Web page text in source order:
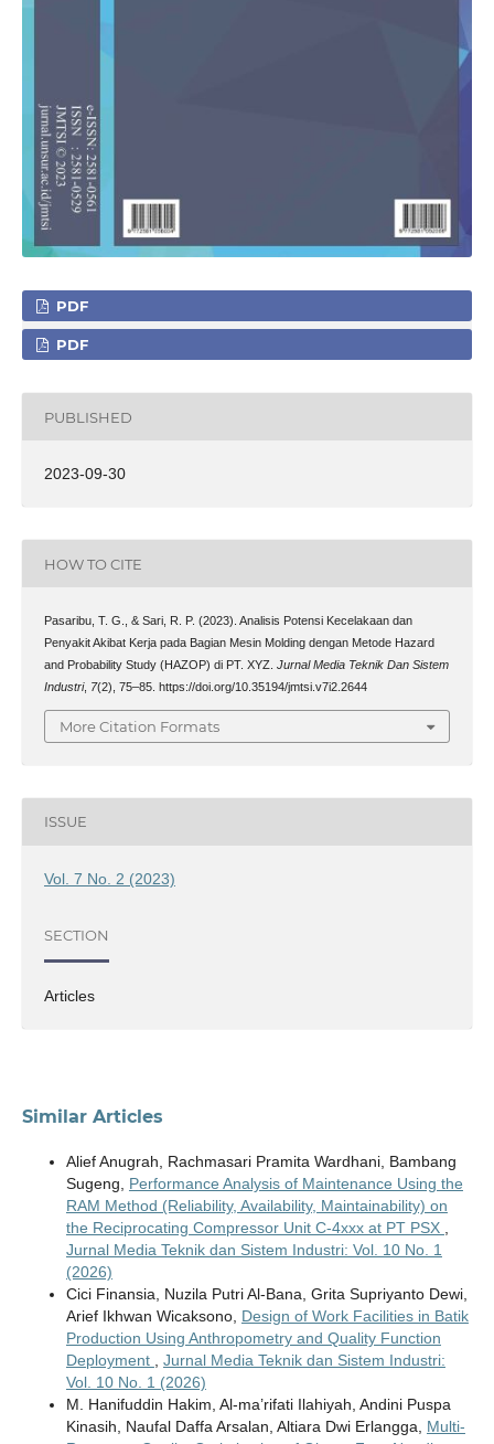
PDF
PDF
PUBLISHED
2023-09-30
HOW TO CITE
Pasaribu, T. G., & Sari, R. P. (2023). Analisis Potensi Kecelakaan dan
Penyakit Akibat Kerja pada Bagian Mesin Molding dengan Metode Hazard
and Probability Study (HAZOP) di PT. XYZ. Jurnal Media Teknik Dan Sistem
Industri, 7(2), 75–85. https://doi.org/10.35194/jmtsi.v7i2.2644
More Citation Formats
ISSUE
Vol. 7 No. 2 (2023)
SECTION
Articles
Similar Articles
Alief Anugrah, Rachmasari Pramita Wardhani, Bambang
Sugeng, Performance Analysis of Maintenance Using the
RAM Method (Reliability, Availability, Maintainability) on
the Reciprocating Compressor Unit C-4xxx at PT PSX
Jurnal Media Teknik dan Sistem Industri: Vol. 10 No. 1
(2026)
Cici Finansia, Nuzila Putri Al-Bana, Grita Supriyanto Dewi,
Arief Ikhwan Wicaksono, Design of Work Facilities in Batik
Production Using Anthropometry and Quality Function
Deployment
Jurnal Media Teknik dan Sistem Industri:
Vol. 10 No. 1 (2026)
M. Hanifuddin Hakim, Al-ma’rifati Ilahiyah, Andini Puspa
Kinasih, Naufal Daffa Arsalan, Altiara Dwi Erlangga, Multi-